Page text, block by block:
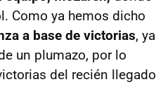
Como ya hemos dicho
a base de victorias, ya
un plumazo, por lo
del recién llegado